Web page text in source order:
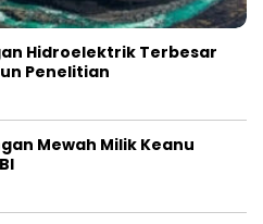
Hidroelektrik Terbesar
Penelitian
Mewah Milik Keanu